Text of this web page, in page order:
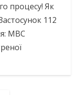
процесу! Як
112
МВС